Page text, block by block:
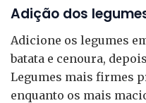
Adição dos
Adicione os legumes
batata e cenoura,
Legumes mais firmes
enquanto os mais